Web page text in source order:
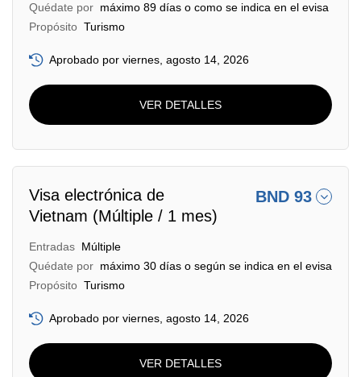
Quédate por máximo 89 días o como se indica en el evisa
Propósito Turismo
Aprobado por viernes, agosto 14, 2026
VER DETALLES
Visa electrónica de
Vietnam (Múltiple / 1 mes)
BND 93
Entradas Múltiple
Quédate por máximo 30 días o según se indica en el evisa
Propósito Turismo
Aprobado por viernes, agosto 14, 2026
VER DETALLES